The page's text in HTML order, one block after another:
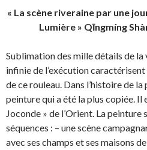
« La scène riveraine par une
Lumière » Qīngmíng
Sublimation des mille détails de
infinie de l’exécution
de ce rouleau. Dans l’histoire de la
peinture qui a été la plus copiée. Il
Joconde » de l’Orient. La
séquences : – une scène
avec ses champs et ses maisons